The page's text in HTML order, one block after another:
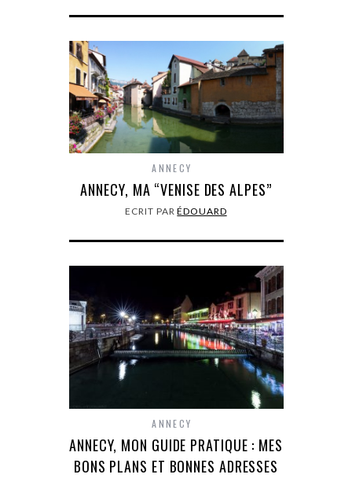
ANNECY
ANNECY, MA “VENISE DES ALPES”
ECRIT PARÉDOUARD
ANNECY
ANNECY, MON GUIDE PRATIQUE : MES
BONS PLANS ET BONNES ADRESSES